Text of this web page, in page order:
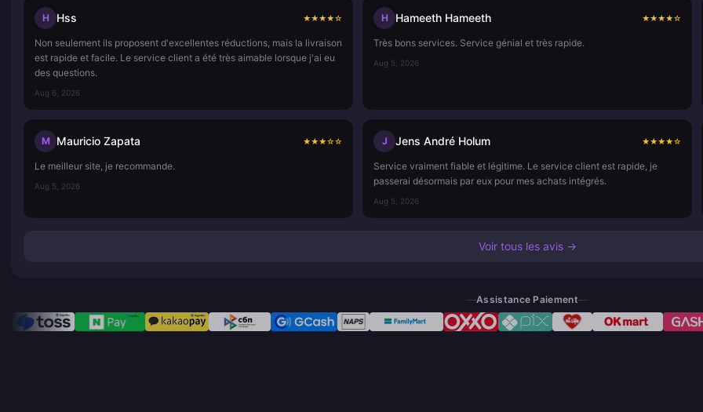
H Hss ★★★★☆
Non seulement ils proposent d'excellentes réductions, mais la livraison
est rapide et facile. Le service client a été très aimable lorsque j'ai eu
des questions.
Aug 6, 2026
H Hameeth Hameeth ★★★★☆
Très bons services. Service génial et très rapide.
Aug 5, 2026
M Mauricio Zapata ★★★☆☆
Le meilleur site, je recommande.
Aug 5, 2026
J Jens André Holum ★★★★☆
Service vraiment fiable et légitime. Le service client est rapide, je
passerai désormais par eux pour mes achats intégrés.
Aug 5, 2026
Voir tous les avis →
Assistance Paiement